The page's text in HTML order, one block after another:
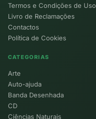
Termos e Condições de Uso
Livro de Reclamações
Contactos
Política de Cookies
CATEGORIAS
Arte
Auto-ajuda
Banda Desenhada
CD
Ciências Naturais